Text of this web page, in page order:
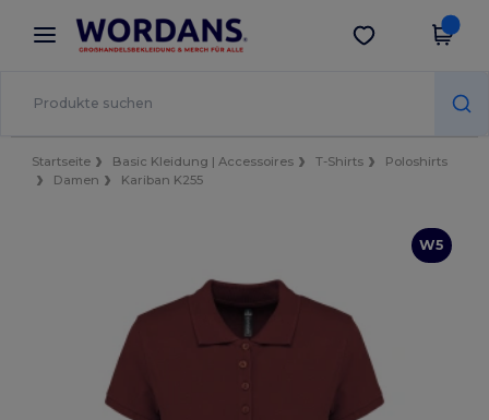
× Wordans App
Bessere Preise in der App!
App holen
Startseite Basic Kleidung | Accessoires T-Shirts
Poloshirts
Damen
Kariban K255
W5